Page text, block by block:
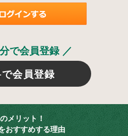
で会員登録 ／
会員登録
メリット！
おすすめする理由